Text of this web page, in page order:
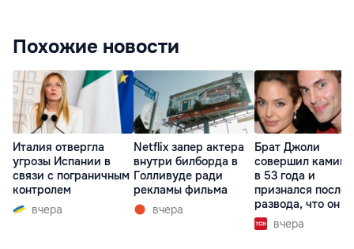
Похожие новости
Италия отвергла
угрозы Испании в
связи с пограничным
контролем
вчера
Netflix запер актера
внутри билборда в
Голливуде ради
рекламы фильма
вчера
Брат Джоли
совершил
в 53 года и
признался после
развода, что он
вчера